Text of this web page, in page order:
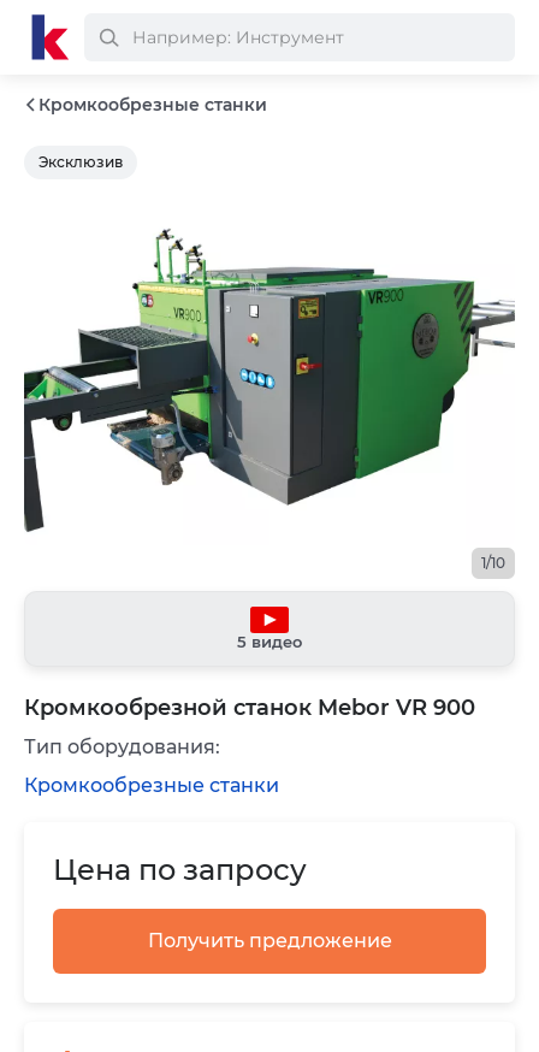
Кромкообрезные станки
Эксклюзив
Кромкообрезной станок Mebor VR 900
1/10
5 видео
Цена по запросу
Получить предложение
Тип оборудования:
Кромкообрезные станки